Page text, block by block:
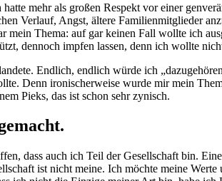
mehr als großen Respekt vor einer
Verlauf, Angst, ältere Familienmitglieder
Thema: auf gar keinen Fall wollte ich
dennoch impfen lassen, denn ich wollte
Endlich, endlich würde ich
Denn ironischerweise wurde mir mein
Pieks, das ist schon sehr zynisch.
dass auch ich Teil der Gesellschaft bin.
ist nicht meine. Ich möchte meine